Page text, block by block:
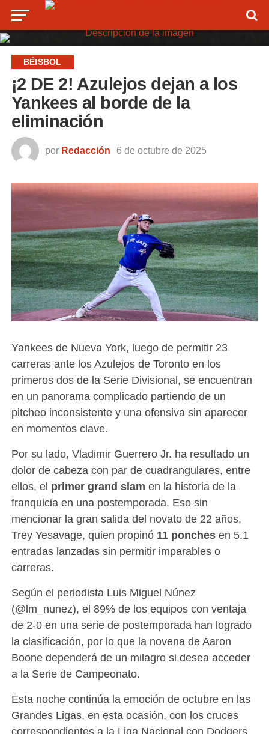
BÉISBOL
¡2 DE 2! Azulejos dejan a los
Yankees al borde de la
eliminación
por Redacción 6 de octubre de 2025
Yankees de Nueva York, luego de permitir 23
carreras ante los Azulejos de Toronto en los
primeros dos de la Serie Divisional, se encuentran
en un panorama complicado partiendo de un
pitcheo inconsistente y una ofensiva sin aparecer
en momentos clave.
Por su lado, Vladimir Guerrero Jr. ha resultado un
dolor de cabeza con par de cuadrangulares, entre
ellos, el primer grand slam en la historia de la
franquicia en una postemporada. Eso sin
mencionar la gran salida del novato de 22 años,
Trey Yesavage, quien propinó 11 ponchesen 5.1
entradas lanzadas sin permitir imparables o
carreras.
Según el periodista Luis Miguel Núnez
(@lm_nunez), el 89% de los equipos con ventaja
de 2-0 en una serie de postemporada han logrado
la clasificación, por lo que la novena de Aaron
Boone dependerá de un milagro si desea acceder
a la Serie de Campeonato.
Esta noche continúa la emoción de octubre en las
Grandes Ligas, en esta ocasión, con los cruces
correspondientes a la Liga Nacional con Dodgers